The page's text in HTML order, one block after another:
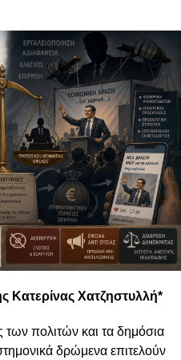
Κατερίνας Χατζηστυλλή*
των πολιτών και τα δημόσια
δρώμενα επιτελούν